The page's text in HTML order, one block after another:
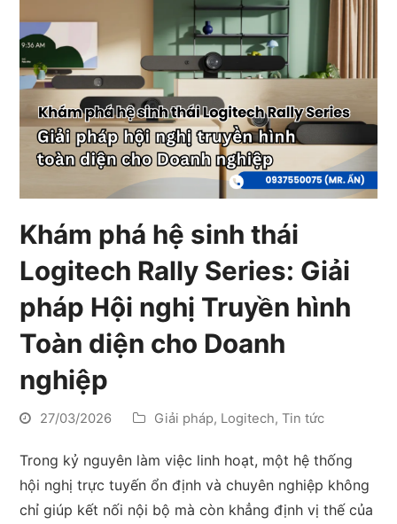
Khám phá hệ sinh thái
Logitech Rally Series: Giải
pháp Hội nghị Truyền hình
Toàn diện cho Doanh
nghiệp
27/03/2026 Giải pháp, Logitech,Tin tức
Trong kỷ nguyên làm việc linh hoạt, một hệ thống
hội nghị trực tuyến ổn định và chuyên nghiệp không
chỉ giúp kết nối nội bộ mà còn khẳng định vị thế của